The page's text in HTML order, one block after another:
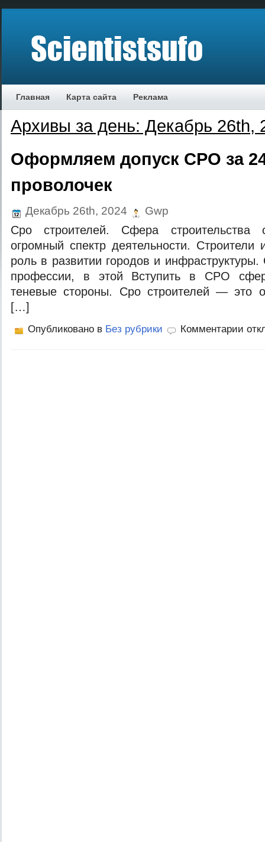
Главная Карта сайта Реклама
Архивы за день: Декабрь 26th,
Оформляем допуск СРО за
проволочек
Декабрь 26th, 2024 Gwp
Сро строителей. Сфера строительства
огромный спектр деятельности. Строители
роль в развитии городов и
профессии, в этой Вступить в СРО
теневые стороны. Сро строителей — это
[…]
Опубликовано в Без рубрики Комментарии